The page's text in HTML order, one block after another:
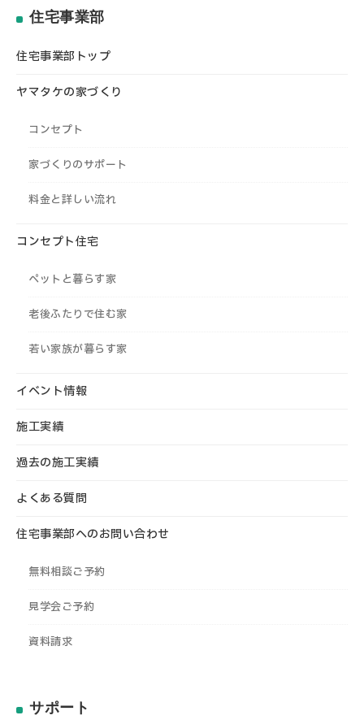
住宅事業部
住宅事業部トップ
ヤマタケの家づくり
コンセプト
家づくりのサポート
料金と詳しい流れ
コンセプト住宅
ペットと暮らす家
老後ふたりで住む家
若い家族が暮らす家
イベント情報
施工実績
過去の施工実績
よくある質問
住宅事業部へのお問い合わせ
無料相談ご予約
見学会ご予約
資料請求
サポート